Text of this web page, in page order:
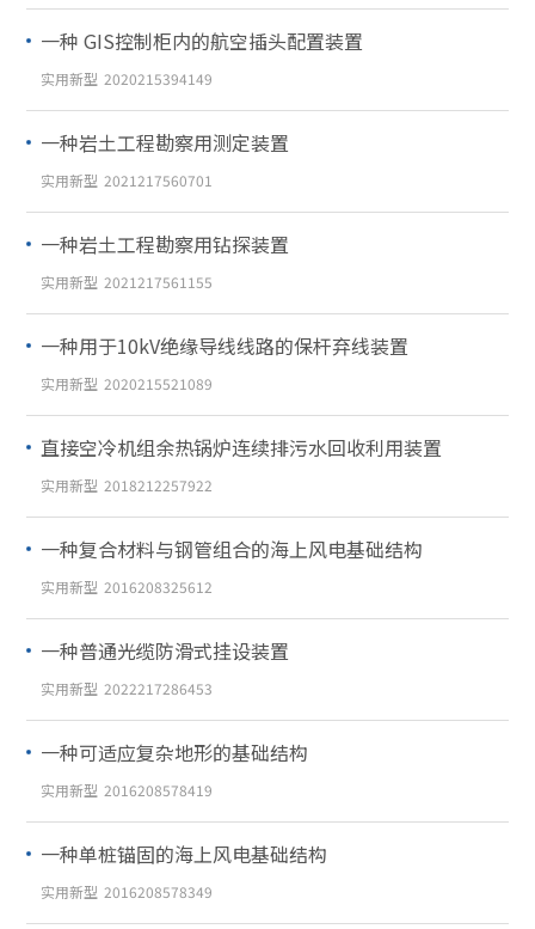
一种 GIS控制柜内的航空插头配置装置
实用新型 2020215394149
一种岩土工程勘察用测定装置
实用新型 2021217560701
一种岩土工程勘察用钻探装置
实用新型 2021217561155
一种用于10kV绝缘导线线路的保杆弃线装置
实用新型 2020215521089
直接空冷机组余热锅炉连续排污水回收利用装置
实用新型 2018212257922
一种复合材料与钢管组合的海上风电基础结构
实用新型 2016208325612
一种普通光缆防滑式挂设装置
实用新型 2022217286453
一种可适应复杂地形的基础结构
实用新型 2016208578419
一种单桩锚固的海上风电基础结构
实用新型 2016208578349